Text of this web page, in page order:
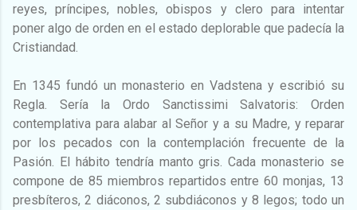
reyes, príncipes, nobles, obispos y clero para intentar
poner algo de orden en el estado deplorable que padecía la
Cristiandad.
En 1345 fundó un monasterio en Vadstena y escribió su
Regla. Sería la Ordo Sanctissimi Salvatoris: Orden
contemplativa para alabar al Señor y a su Madre, y reparar
por los pecados con la contemplación frecuente de la
Pasión. El hábito tendría manto gris. Cada monasterio se
compone de 85 miembros repartidos entre 60 monjas, 13
presbíteros, 2 diáconos, 2 subdiáconos y 8 legos; todo un